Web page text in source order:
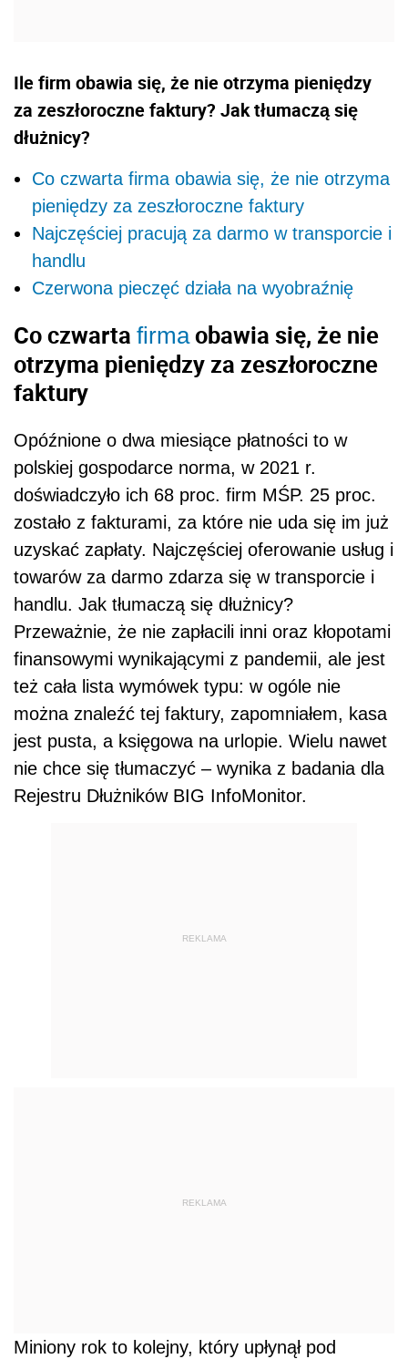
Ile firm obawia się, że nie otrzyma pieniędzy
za zeszłoroczne faktury? Jak tłumaczą się
dłużnicy?
Co czwarta firma obawia się, że nie otrzyma
pieniędzy za zeszłoroczne faktury
Najczęściej pracują za darmo w transporcie i
handlu
Czerwona pieczęć działa na wyobraźnię
Co czwarta firmaobawia się, że nie
otrzyma pieniędzy za zeszłoroczne
faktury
Opóźnione o dwa miesiące płatności to w
polskiej gospodarce norma, w 2021 r.
doświadczyło ich 68 proc. firm MŚP. 25 proc.
zostało z fakturami, za które nie uda się im już
uzyskać zapłaty. Najczęściej oferowanie usług i
towarów za darmo zdarza się w transporcie i
handlu. Jak tłumaczą się dłużnicy?
Przeważnie, że nie zapłacili inni oraz kłopotami
finansowymi wynikającymi z pandemii, ale jest
też cała lista wymówek typu: w ogóle nie
można znaleźć tej faktury, zapomniałem, kasa
jest pusta, a księgowa na urlopie. Wielu nawet
nie chce się tłumaczyć – wynika z badania dla
Rejestru Dłużników BIG InfoMonitor.
REKLAMA
REKLAMA
Miniony rok to kolejny, który upłynął pod